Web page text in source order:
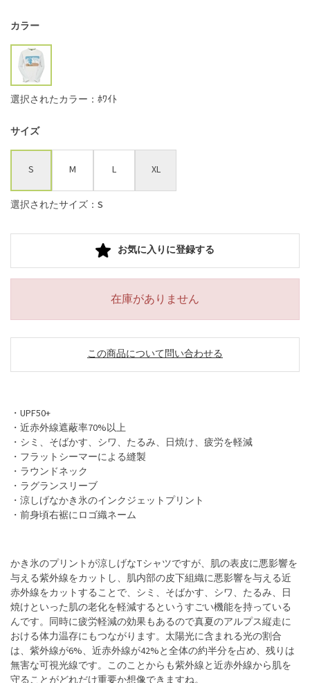
カラー
選択されたカラー：ﾎﾜｲﾄ
サイズ
S M L XL
選択されたサイズ：S
お気に入りに登録する
在庫がありません
この商品について問い合わせる
・UPF50+
・近赤外線遮蔽率70%以上
・シミ、そばかす、シワ、たるみ、日焼け、疲労を軽減
・フラットシーマーによる縫製
・ラウンドネック
・ラグランスリーブ
・涼しげなかき氷のインクジェットプリント
・前身頃右裾にロゴ織ネーム
かき氷のプリントが涼しげなTシャツですが、肌の表皮に悪影響を
与える紫外線をカットし、肌内部の皮下組織に悪影響を与える近
赤外線をカットすることで、シミ、そばかす、シワ、たるみ、日
焼けといった肌の老化を軽減するというすごい機能を持っている
んです。同時に疲労軽減の効果もあるので真夏のアルプス縦走に
おける体力温存にもつながります。太陽光に含まれる光の割合
は、紫外線が6%、近赤外線が42%と全体の約半分を占め、残りは
無害な可視光線です。このことからも紫外線と近赤外線から肌を
守ることがどれだけ重要か想像できますね。